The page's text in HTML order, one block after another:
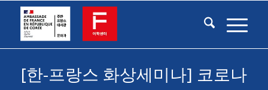
[한-프랑스 화상세미나] 코로나